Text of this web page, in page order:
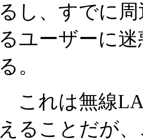
るし、すでに
るユーザーに
る。
これは無線
えることだが